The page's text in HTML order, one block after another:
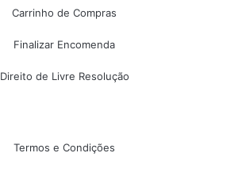
Carrinho de Compras
Finalizar Encomenda
Direito de Livre Resolução
Termos e Condições